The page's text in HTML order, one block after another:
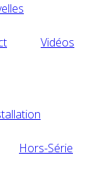
Vidéos
Hors-Série